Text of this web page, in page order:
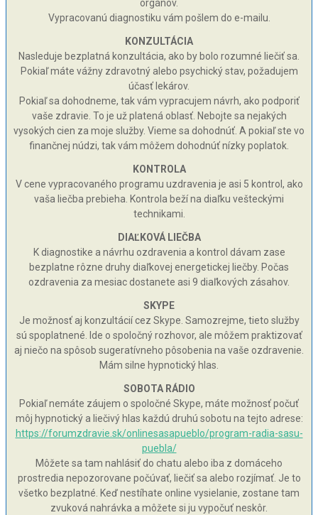
orgánov.
Vypracovanú diagnostiku vám pošlem do e-mailu.
KONZULTÁCIA
Nasleduje bezplatná konzultácia, ako by bolo rozumné liečiť sa.
Pokiaľ máte vážny zdravotný alebo psychický stav, požadujem
účasť lekárov.
Pokiaľ sa dohodneme, tak vám vypracujem návrh, ako podporiť
vaše zdravie. To je už platená oblasť. Nebojte sa nejakých
vysokých cien za moje služby. Vieme sa dohodnúť. A pokiaľ ste vo
finančnej núdzi, tak vám môžem dohodnúť nízky poplatok.
KONTROLA
V cene vypracovaného programu uzdravenia je asi 5 kontrol, ako
vaša liečba prebieha. Kontrola beží na diaľku vešteckými
technikami.
DIAĽKOVÁ LIEČBA
K diagnostike a návrhu ozdravenia a kontrol dávam zase
bezplatne rôzne druhy diaľkovej energetickej liečby. Počas
ozdravenia za mesiac dostanete asi 9 diaľkových zásahov.
SKYPE
Je možnosť aj konzultácií cez Skype. Samozrejme, tieto služby
sú spoplatnené. Ide o spoločný rozhovor, ale môžem praktizovať
aj niečo na spôsob sugeratívneho pôsobenia na vaše ozdravenie.
Mám silne hypnotický hlas.
SOBOTA RÁDIO
Pokiaľ nemáte záujem o spoločné Skype, máte možnosť počuť
môj hypnotický a liečivý hlas každú druhú sobotu na tejto adrese:
https://forumzdravie.sk/onlinesasapueblo/program-radia-sasu-
puebla/
Môžete sa tam nahlásiť do chatu alebo iba z domáceho
prostredia nepozorovane počúvať, liečiť sa alebo rozjímať. Je to
všetko bezplatné. Keď nestíhate online vysielanie, zostane tam
zvuková nahrávka a môžete si ju vypočuť neskôr.